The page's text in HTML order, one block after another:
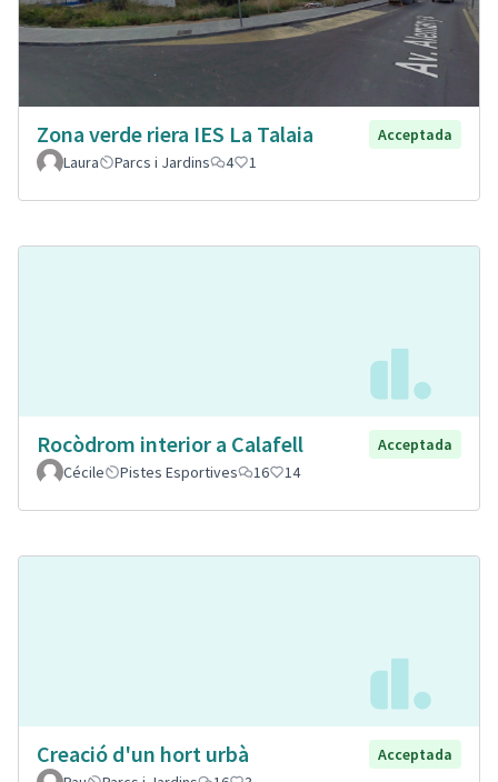
Zona verde riera IES La Talaia
Acceptada
Laura
Parcs i Jardins 4 1
Rocòdrom interior a Calafell
Acceptada
Cécile
Pistes Esportives 16 14
Creació d'un hort urbà
Acceptada